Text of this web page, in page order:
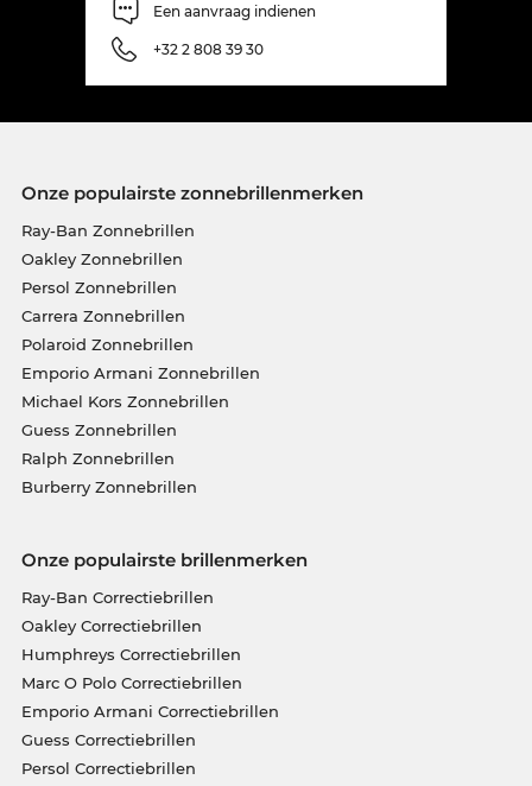
Een aanvraag indienen
+32 2 808 39 30
Onze populairste zonnebrillenmerken
Ray-Ban Zonnebrillen
Oakley Zonnebrillen
Persol Zonnebrillen
Carrera Zonnebrillen
Polaroid Zonnebrillen
Emporio Armani Zonnebrillen
Michael Kors Zonnebrillen
Guess Zonnebrillen
Ralph Zonnebrillen
Burberry Zonnebrillen
Onze populairste brillenmerken
Ray-Ban Correctiebrillen
Oakley Correctiebrillen
Humphreys Correctiebrillen
Marc O Polo Correctiebrillen
Emporio Armani Correctiebrillen
Guess Correctiebrillen
Persol Correctiebrillen